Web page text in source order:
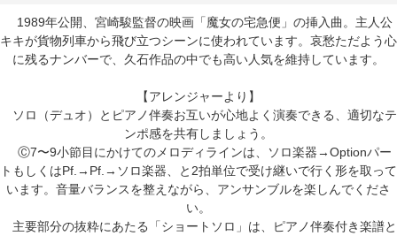
1989年公開、宮崎駿監督の映画「魔女の宅急便」の挿入曲。主人公
キキが貨物列車から飛び立つシーンに使われています。哀愁ただよう心
に残るナンバーで、久石作品の中でも高い人気を維持しています。
【アレンジャーより】
ソロ（デュオ）とピアノ伴奏お互いが心地よく演奏できる、適切なテ
ンポ感を共有しましょう。
Ⓒ7〜9小節目にかけてのメロディラインは、ソロ楽器→Optionパー
トもしくはPf.→Pf.→ソロ楽器、と2拍単位で受け継いで行く形を取って
います。音量バランスを整えながら、アンサンブルを楽しんでくださ
い。
主要部分の抜粋にあたる「ショートソロ」は、ピアノ伴奏付き楽譜と